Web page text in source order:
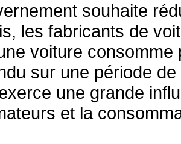
souhaite
les fabricants de
voiture
sur une période
une grande
et la